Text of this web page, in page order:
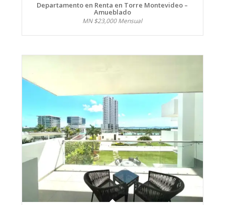
Departamento en Renta en Torre Montevideo –
Amueblado
MN $23,000 Mensual